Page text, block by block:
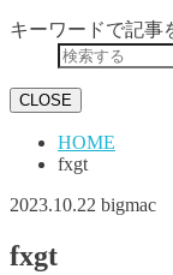
キーワードで記事
CLOSE
HOME
fxgt
2023.10.22 bigmac
fxgt